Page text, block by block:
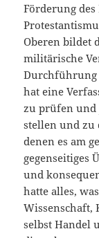
Förderung
Oberen bildet
militärische
Durchführung
hat eine
zu prüfen und
stellen und zu
denen es am
gegenseitiges
und
hatte alles,
Wissenschaft,
selbst Handel